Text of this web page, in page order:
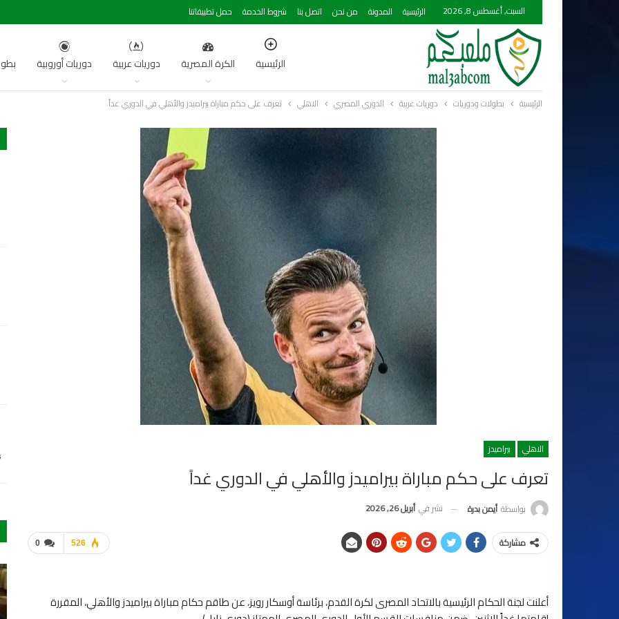
السبت, أغسطس 8, 2026 الرئيسية المدونة من نحن اتصل بنا شروط الخدمة حمل تطبيقاتنا
الرئيسية الكرة المصرية دوريات عربية دوريات أوروبية
الرئيسية بطولات ودوريات دوريات عربية الدوري المصري الاهلي تعرف على حكم مباراة بيراميدز والأهلي في الدوري غداً
الاهلي بيراميدز
تعرف على حكم مباراة بيراميدز والأهلي في الدوري غداً
بواسطة أيمن بدرة نشر في أبريل 26, 2026
0 526 مشاركة
أعلنت لجنة الحكام الرئيسية بالاتحاد المصرى لكرة القدم، برئاسة أوسكار رويز، عن طاقم حكام مباراة بيراميدز والأهلي، المقررة